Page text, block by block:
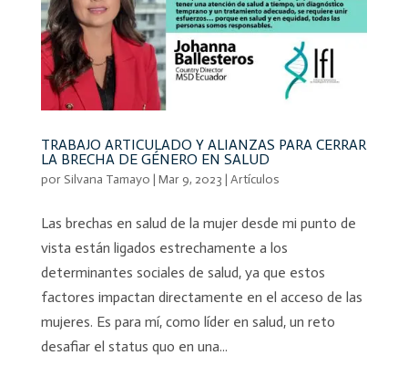
TRABAJO ARTICULADO Y ALIANZAS PARA CERRAR
LA BRECHA DE GÉNERO EN SALUD
por Silvana Tamayo | Mar 9, 2023 | Artículos
Las brechas en salud de la mujer desde mi punto de
vista están ligados estrechamente a los
determinantes sociales de salud, ya que estos
factores impactan directamente en el acceso de las
mujeres. Es para mí, como líder en salud, un reto
desafiar el status quo en una...